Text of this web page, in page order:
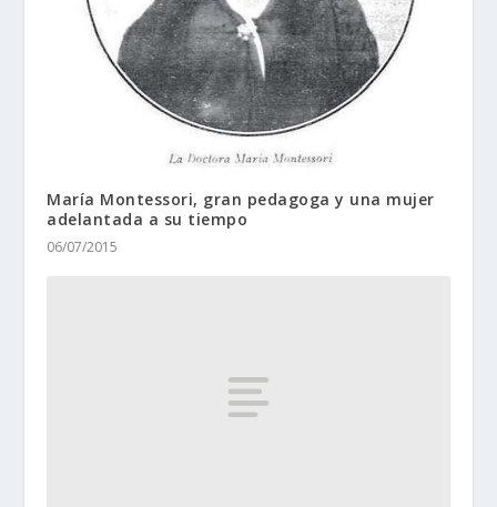
María Montessori, gran pedagoga y una mujer
adelantada a su tiempo
06/07/2015